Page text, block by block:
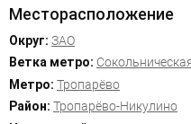
Месторасположение
Округ: ЗАО
Ветка метро:
Метро: Тропарёво
Район: Тропарёво-Никулино